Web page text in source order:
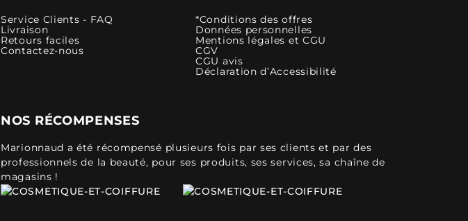
Service Clients - FAQ
Livraison
Retours faciles
Contactez-nous
*Conditions des offres
Données personnelles
Mentions légales et CGU
CGV
CGU avis
Déclaration d’Accessibilité
NOS RÉCOMPENSES
Marionnaud a été récompensé plusieurs fois par ses clients et par des
professionnels de la beauté, pour ses produits, ses services, sa chaîne de
magasins !